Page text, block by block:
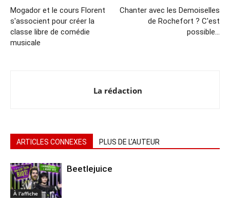
Mogador et le cours Florent
s'associent pour créer la
classe libre de comédie
musicale
Chanter avec les Demoiselles
de Rochefort ? C'est
possible…
La rédaction
ARTICLES CONNEXES PLUS DE L'AUTEUR
À l'affiche
Beetlejuice